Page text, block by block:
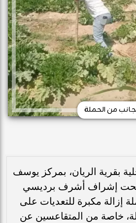
جانب من الحملة
بقرية الريان، بمركز يوسف
تحت إشراف أشرف برديسي
إزالة مكبرة للتعديات على
خاصة من المتقاعسين عن